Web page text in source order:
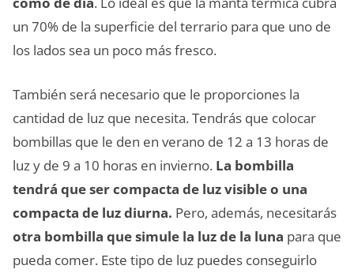
un 70% de la superficie del terrario para que uno de
los lados sea un poco más fresco.
También será necesario que le proporciones la
cantidad de luz que necesita. Tendrás que colocar
bombillas que le den en verano de 12 a 13 horas de
luz y de 9 a 10 horas en invierno. La bombilla
tendrá que ser compacta de luz visible o una
compacta de luz diurna. Pero, además, necesitarás
otra bombilla que simule la luz de la luna para que
pueda comer. Este tipo de luz puedes conseguirlo